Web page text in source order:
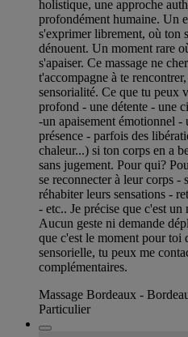
holistique, une approche
profondément humaine. Un
s'exprimer librement, où ton
dénouent. Un moment rare
s'apaiser. Ce massage ne
t'accompagne à te
sensorialité. Ce que tu peux
profond - une détente - une
-un apaisement émotionnel -
présence - parfois des
chaleur...) si ton corps en a
sans jugement. Pour qui?
se reconnecter à leur corps -
réhabiter leurs sensations -
- etc.. Je précise que c'est un
Aucun geste ni demande
que c'est le moment pour toi
sensorielle, tu peux me
complémentaires.
Massage Bordeaux -
Particulier